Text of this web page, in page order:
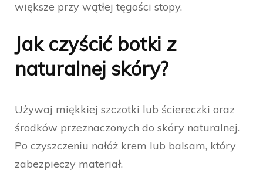
większe przy wątłej tęgości stopy.
Jak czyścić botki z
naturalnej skóry?
Używaj miękkiej szczotki lub ściereczki oraz
środków przeznaczonych do skóry naturalnej.
Po czyszczeniu nałóż krem lub balsam, który
zabezpieczy materiał.